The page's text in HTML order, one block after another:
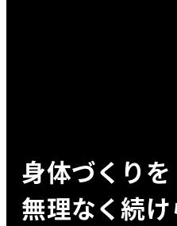
身体づくりを
無理なく続